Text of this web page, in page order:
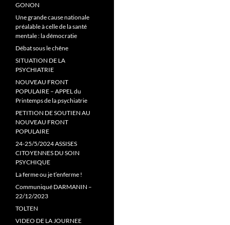
GONON
Une grande cause nationale
préalable à celle de la santé
mentale : la démocratie
Débat sous le chêne
SITUATION DE LA
PSYCHIATRIE
NOUVEAU FRONT
POPULAIRE – APPEL du
Printemps de la psychiatrie
PETITION DE SOUTIEN AU
NOUVEAU FRONT
POPULAIRE
24-25/5/2024 ASSISES
CITOYENNES DU SOIN
PSYCHIQUE
La ferme ou je t’enferme !
Communiqué DARMANIN –
22/12/2023
TOLTEN
VIDEO DE LA JOURNEE